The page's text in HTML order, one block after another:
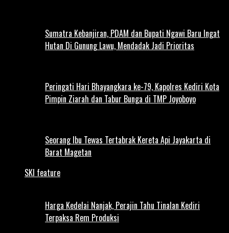
Sumatra Kebanjiran, PDAM dan Bupati Ngawi Baru Ingat
Hutan Di Gunung Lawu, Mendadak Jadi Prioritas
Peringati Hari Bhayangkara ke-79, Kapolres Kediri Kota
Pimpin Ziarah dan Tabur Bunga di TMP Joyoboyo
Seorang Ibu Tewas Tertabrak Kereta Api Jayakarta di
Barat Magetan
SKI feature
Harga Kedelai Nanjak, Perajin Tahu Tinalan Kediri
Terpaksa Rem Produksi